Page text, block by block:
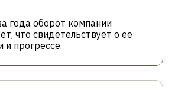
года оборот компании
что свидетельствует о её
прогрессе.